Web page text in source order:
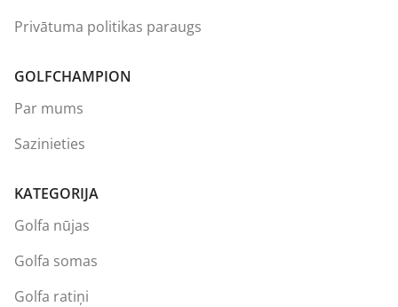
Privātuma politikas paraugs
GOLFCHAMPION
Par mums
Sazinieties
KATEGORIJA
Golfa nūjas
Golfa somas
Golfa ratiņi